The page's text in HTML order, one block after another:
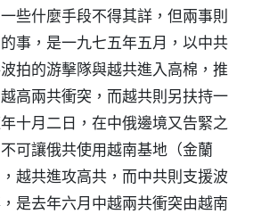
些什麼手段不得其詳，但兩事則
事，是一九七五年五月，以中共
拍的游擊隊與越共進入高棉，推
高兩共衝突，而越共則另扶持一
十月二日，在中俄邊境又告緊之
可讓俄共使用越南基地（金蘭
越共進攻高共，而中共則支援波
是去年六月中越兩共衝突由越南